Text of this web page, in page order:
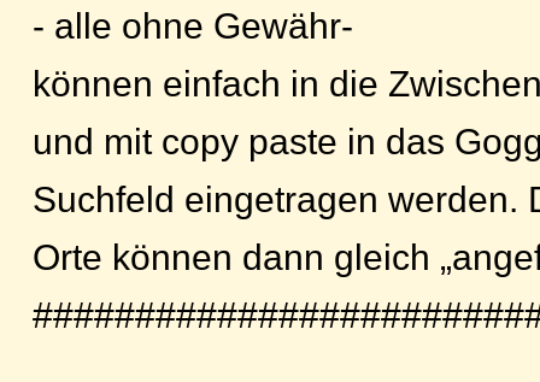
- alle ohne Gewähr-
können einfach in die
und mit copy paste in das
Suchfeld eingetragen werden.
Orte können dann gleich